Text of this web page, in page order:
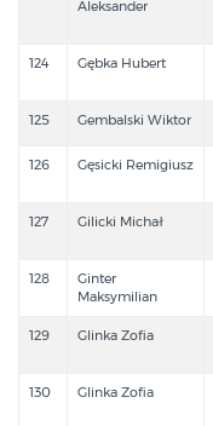
Aleksander
124 Gębka Hubert
125 Gembalski Wiktor
126 Gęsicki Remigiusz
127 Gilicki Michał
128
Ginter
Maksymilian
129 Glinka Zofia
130 Glinka Zofia